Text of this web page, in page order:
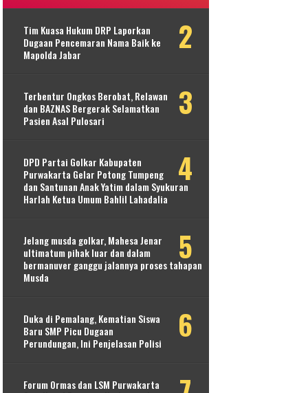
Tim Kuasa Hukum DRP Laporkan
Dugaan Pencemaran Nama Baik ke
Mapolda Jabar
Terbentur Ongkos Berobat, Relawan
dan BAZNAS Bergerak Selamatkan
Pasien Asal Pulosari
DPD Partai Golkar Kabupaten
Purwakarta Gelar Potong Tumpeng
dan Santunan Anak Yatim dalam Syukuran
Harlah Ketua Umum Bahlil Lahadalia
Jelang musda golkar, Mahesa Jenar
ultimatum pihak luar dan dalam
bermanuver ganggu jalannya proses tahapan
Musda
Duka di Pemalang, Kematian Siswa
Baru SMP Picu Dugaan
Perundungan, Ini Penjelasan Polisi
Forum Ormas dan LSM Purwakarta